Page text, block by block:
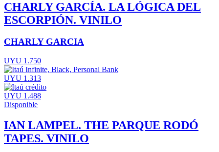
CHARLY GARCÍA. LA LÓGICA DEL
ESCORPIÓN. VINILO
CHARLY GARCIA
UYU 1.750
UYU 1.313
UYU 1.488
Disponible
IAN LAMPEL. THE PARQUE RODÓ
TAPES. VINILO